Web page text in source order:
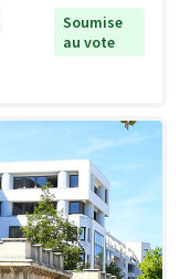
Soumise
au vote